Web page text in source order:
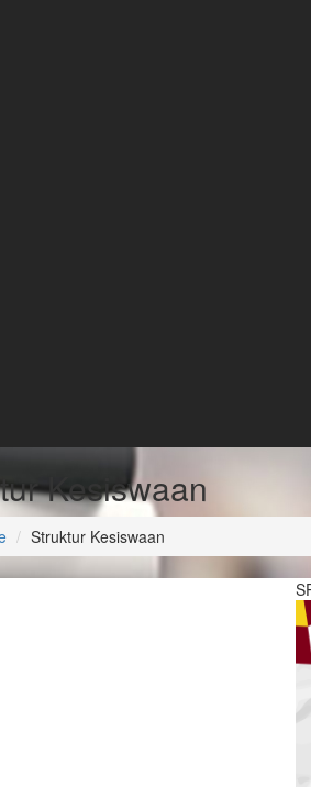
Kesiswaan
Struktur Kesiswaan